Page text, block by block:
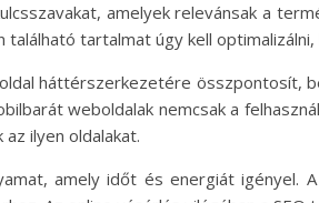
amelyek relevánsak a
található tartalmat úgy kell
háttérszerkezetére
weboldalak nemcsak a
ilyen oldalakat.
amely időt és energiát igényel.